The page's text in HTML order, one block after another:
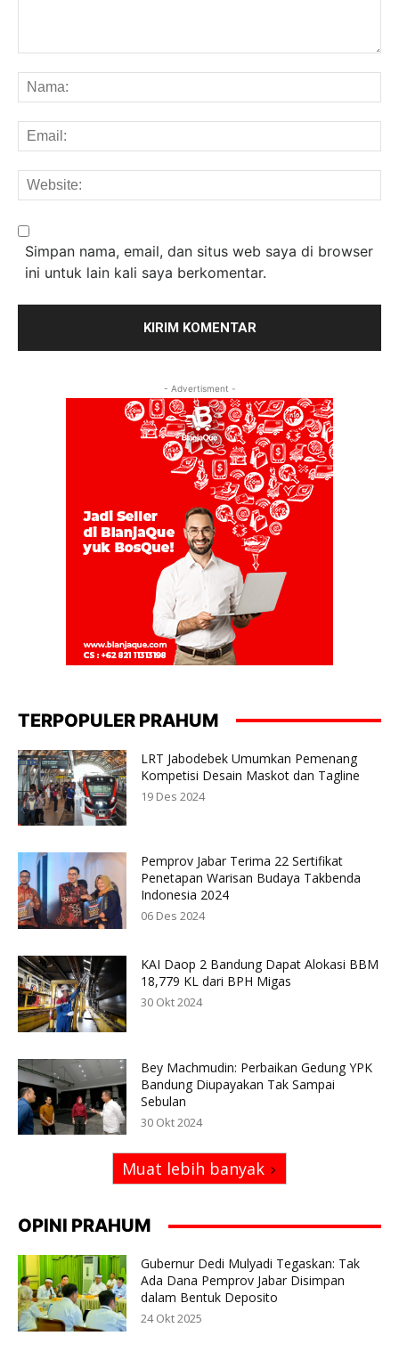
Simpan nama, email, dan situs web saya di browser
ini untuk lain kali saya berkomentar.
- Advertisment -
TERPOPULER PRAHUM
LRT Jabodebek Umumkan Pemenang
Kompetisi Desain Maskot dan Tagline
19 Des 2024
Pemprov Jabar Terima 22 Sertifikat
Penetapan Warisan Budaya Takbenda
Indonesia 2024
06 Des 2024
KAI Daop 2 Bandung Dapat Alokasi BBM
18,779 KL dari BPH Migas
30 Okt 2024
Bey Machmudin: Perbaikan Gedung YPK
Bandung Diupayakan Tak Sampai
Sebulan
30 Okt 2024
Muat lebih banyak
OPINI PRAHUM
Gubernur Dedi Mulyadi Tegaskan: Tak
Ada Dana Pemprov Jabar Disimpan
dalam Bentuk Deposito
24 Okt 2025